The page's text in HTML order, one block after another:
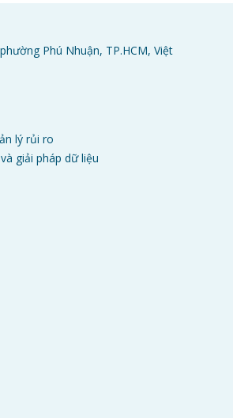
Phú Nhuận, TP.HCM, Việt
lý rủi ro
giải pháp dữ liệu